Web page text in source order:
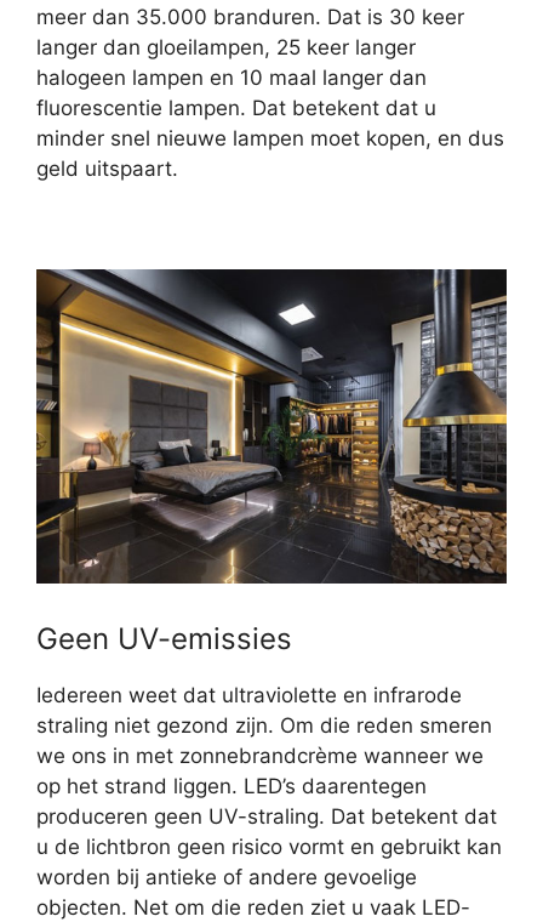
meer dan 35.000 branduren. Dat is 30 keer
langer dan gloeilampen, 25 keer langer
halogeen lampen en 10 maal langer dan
fluorescentie lampen. Dat betekent dat u
minder snel nieuwe lampen moet kopen, en dus
geld uitspaart.
Geen UV-emissies
Iedereen weet dat ultraviolette en infrarode
straling niet gezond zijn. Om die reden smeren
we ons in met zonnebrandcrème wanneer we
op het strand liggen. LED’s daarentegen
produceren geen UV-straling. Dat betekent dat
u de lichtbron geen risico vormt en gebruikt kan
worden bij antieke of andere gevoelige
objecten. Net om die reden ziet u vaak LED-